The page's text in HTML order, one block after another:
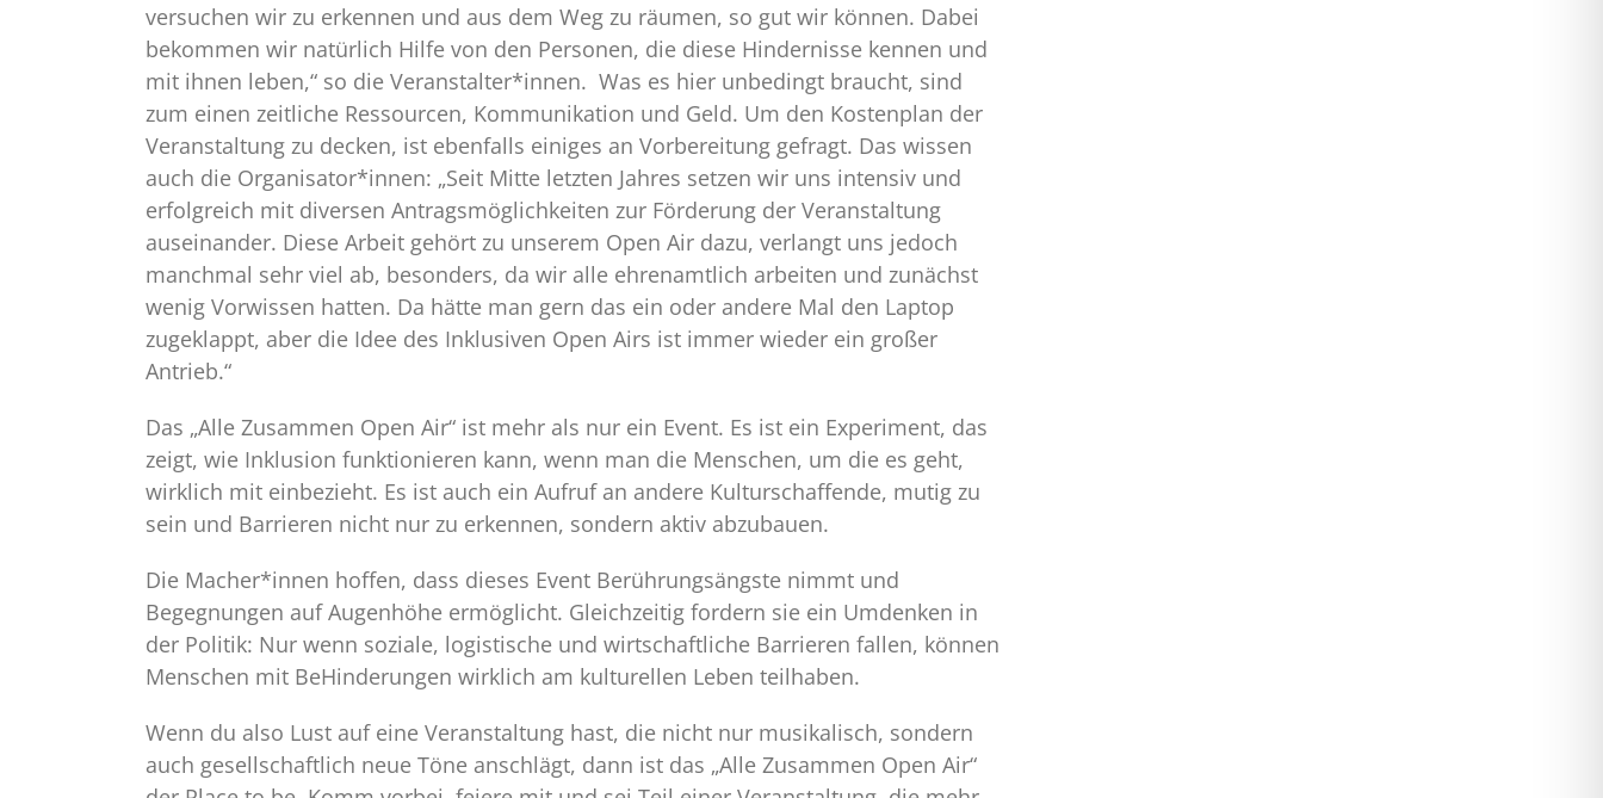
versuchen wir zu erkennen und aus dem Weg zu räumen, so gut wir können. Dabei
bekommen wir natürlich Hilfe von den Personen, die diese Hindernisse kennen und
mit ihnen leben,“ so die Veranstalter*innen. Was es hier unbedingt braucht, sind
zum einen zeitliche Ressourcen, Kommunikation und Geld. Um den Kostenplan der
Veranstaltung zu decken, ist ebenfalls einiges an Vorbereitung gefragt. Das wissen
auch die Organisator*innen: „Seit Mitte letzten Jahres setzen wir uns intensiv und
erfolgreich mit diversen Antragsmöglichkeiten zur Förderung der Veranstaltung
auseinander. Diese Arbeit gehört zu unserem Open Air dazu, verlangt uns jedoch
manchmal sehr viel ab, besonders, da wir alle ehrenamtlich arbeiten und zunächst
wenig Vorwissen hatten. Da hätte man gern das ein oder andere Mal den Laptop
zugeklappt, aber die Idee des Inklusiven Open Airs ist immer wieder ein großer
Antrieb.“
Das „Alle Zusammen Open Air“ ist mehr als nur ein Event. Es ist ein Experiment, das
zeigt, wie Inklusion funktionieren kann, wenn man die Menschen, um die es geht,
wirklich mit einbezieht. Es ist auch ein Aufruf an andere Kulturschaffende, mutig zu
sein und Barrieren nicht nur zu erkennen, sondern aktiv abzubauen.
Die Macher*innen hoffen, dass dieses Event Berührungsängste nimmt und
Begegnungen auf Augenhöhe ermöglicht. Gleichzeitig fordern sie ein Umdenken in
der Politik: Nur wenn soziale, logistische und wirtschaftliche Barrieren fallen, können
Menschen mit BeHinderungen wirklich am kulturellen Leben teilhaben.
Wenn du also Lust auf eine Veranstaltung hast, die nicht nur musikalisch, sondern
auch gesellschaftlich neue Töne anschlägt, dann ist das „Alle Zusammen Open Air“